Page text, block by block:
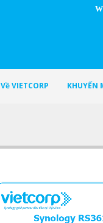
Về VIETCORP KHUYẾN